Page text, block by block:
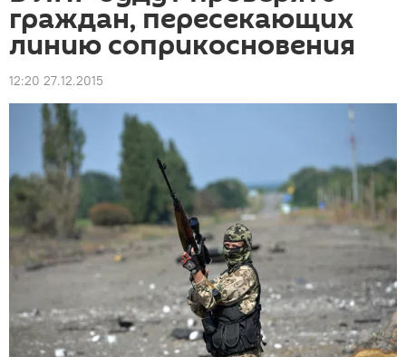
граждан, пересекающих
линию соприкосновения
12:20 27.12.2015